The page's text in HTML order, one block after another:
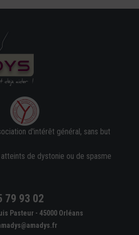
d'intérêt général, sans but
de dystonie ou de spasme
79 93 02
Pasteur - 45000 Orléans